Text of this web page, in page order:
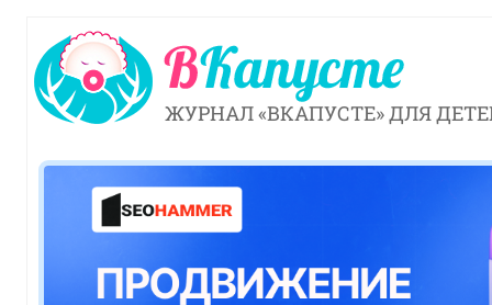
ЖУРНАЛ «ВКАПУСТЕ» ДЛЯ